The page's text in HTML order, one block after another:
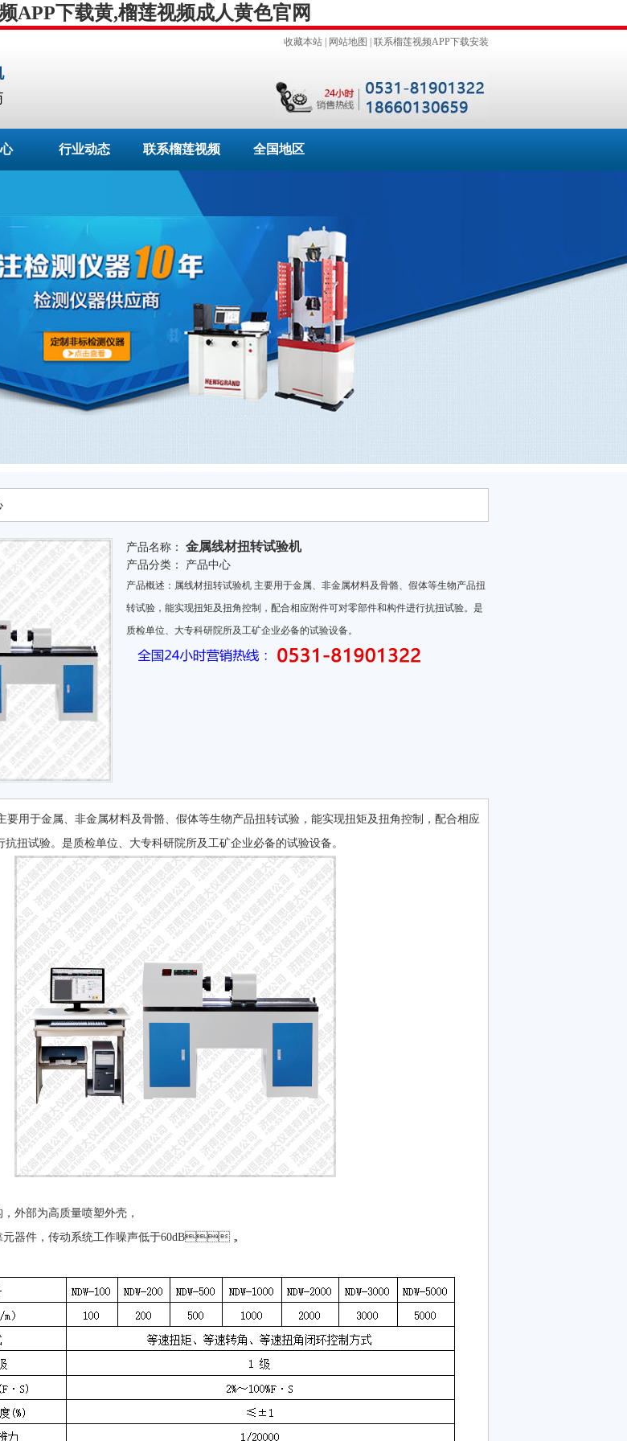
APP下载黄,榴莲视频成人黄色官网
收藏本站 网站地图 联系榴莲视频APP下载安装
行业动态 联系榴莲视频
APP下载安装
全国地区
产品名称： 金属线材扭转试验机
产品分类： 产品中心
产品概述：属线材扭转试验机 主要用于金属、非金属材料及骨骼、假体等生物产品扭
转试验，能实现扭矩及扭角控制，配合相应附件可对零部件和构件进行抗扭试验。是
质检单位、大专科研院所及工矿企业必备的试验设备。
于金属、非金属材料及骨骼、假体等生物产品扭转试验，能实现扭矩及扭角控制，配合相应
试验。是质检单位、大专科研院所及工矿企业必备的试验设备。
，外部为高质量喷塑外壳，
元器件，传动系统工作噪声低于60dB，